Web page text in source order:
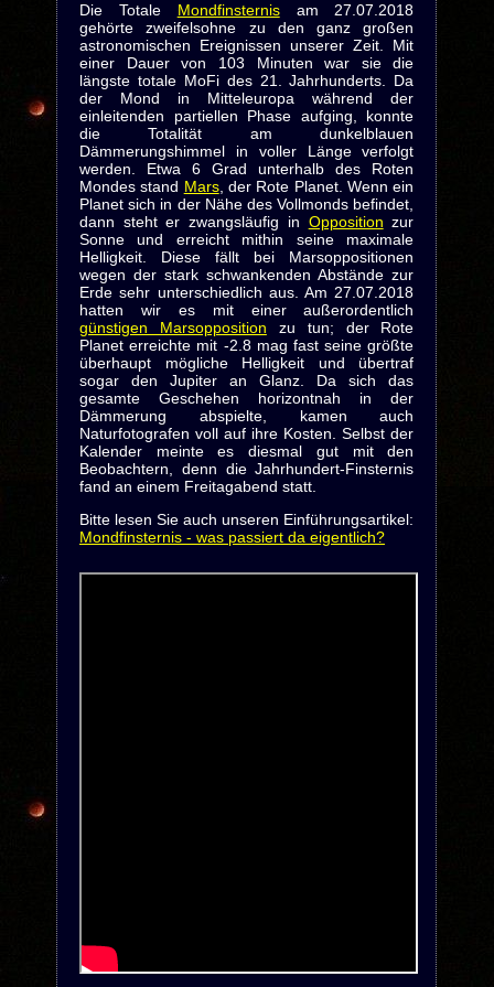
Die Totale Mondfinsternisam 27.07.2018
gehörte zweifelsohne zu den ganz großen
astronomischen Ereignissen unserer Zeit. Mit
einer Dauer von 103 Minuten war sie die
längste totale MoFi des 21. Jahrhunderts. Da
der Mond in Mitteleuropa während der
einleitenden partiellen Phase aufging, konnte
die Totalität am dunkelblauen
Dämmerungshimmel in voller Länge verfolgt
werden. Etwa 6 Grad unterhalb des Roten
Mondes stand Mars, der Rote Planet. Wenn ein
Planet sich in der Nähe des Vollmonds befindet,
dann steht er zwangsläufig in Opposition zur
Sonne und erreicht mithin seine maximale
Helligkeit. Diese fällt bei Marsoppositionen
wegen der stark schwankenden Abstände zur
Erde sehr unterschiedlich aus. Am 27.07.2018
hatten wir es mit einer außerordentlich
günstigen Marsopposition zu tun; der Rote
Planet erreichte mit -2.8 mag fast seine größte
überhaupt mögliche Helligkeit und übertraf
sogar den Jupiter an Glanz. Da sich das
gesamte Geschehen horizontnah in der
Dämmerung abspielte, kamen auch
Naturfotografen voll auf ihre Kosten. Selbst der
Kalender meinte es diesmal gut mit den
Beobachtern, denn die Jahrhundert-Finsternis
fand an einem Freitagabend statt.
Bitte lesen Sie auch unseren Einführungsartikel:
Mondfinsternis - was passiert da eigentlich?